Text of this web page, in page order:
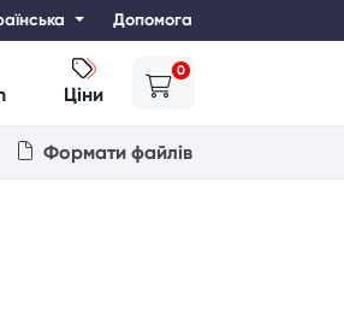
Допомога
Ціни
0
Формати файлів